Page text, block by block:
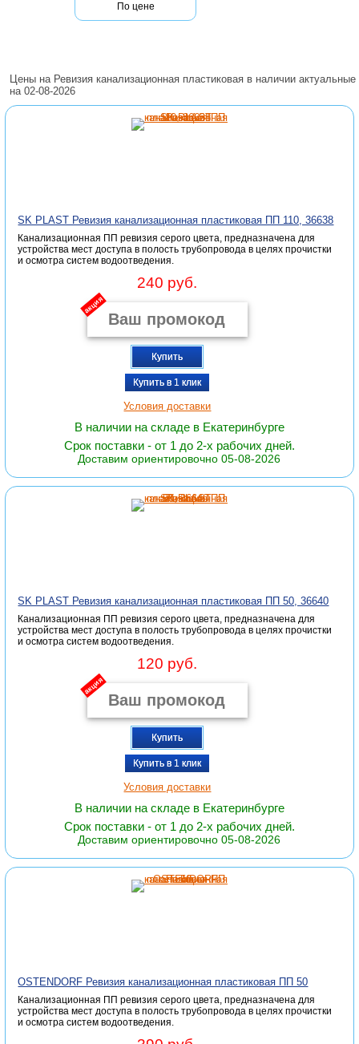
По цене
Цены на Ревизия канализационная пластиковая в наличии актуальные
на 02-08-2026
SK PLAST Ревизия канализационная пластиковая ПП 110, 36638
Канализационная ПП ревизия серого цвета, предназначена для
устройства мест доступа в полость трубопровода в целях прочистки
и осмотра систем водоотведения.
240 руб.
акция
Купить
Купить в 1 клик
Условия доставки
В наличии на складе в Екатеринбурге
Срок поставки - от 1 до 2-х рабочих дней.
Доставим ориентировочно 05-08-2026
SK PLAST Ревизия канализационная пластиковая ПП 50, 36640
Канализационная ПП ревизия серого цвета, предназначена для
устройства мест доступа в полость трубопровода в целях прочистки
и осмотра систем водоотведения.
120 руб.
акция
Купить
Купить в 1 клик
Условия доставки
В наличии на складе в Екатеринбурге
Срок поставки - от 1 до 2-х рабочих дней.
Доставим ориентировочно 05-08-2026
OSTENDORF Ревизия канализационная пластиковая ПП 50
Канализационная ПП ревизия серого цвета, предназначена для
устройства мест доступа в полость трубопровода в целях прочистки
и осмотра систем водоотведения.